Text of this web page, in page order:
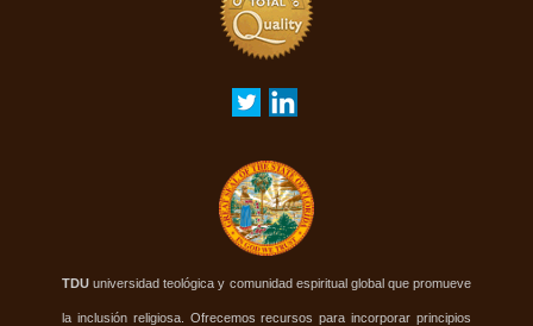
TDUuniversidad teológica y comunidad espiritual global que promueve
la inclusión religiosa. Ofrecemos recursos para incorporar principios